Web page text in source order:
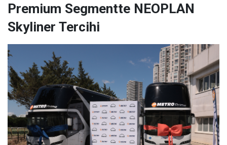
Premium Segmentte NEOPLAN
Skyliner Tercihi